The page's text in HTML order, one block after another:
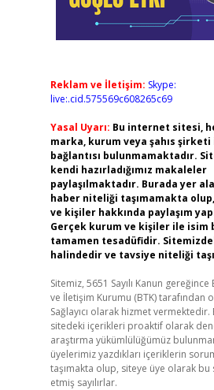
Reklam ve İletişim: Skype:
live:.cid.575569c608265c69
Yasal Uyarı: Bu internet sitesi,
marka, kurum veya şahıs
bağlantısı bulunmamaktadır.
kendi hazırladığımız makaleler
paylaşılmaktadır. Burada yer
haber niteliği taşımamakta
ve kişiler hakkında paylaşım
Gerçek kurum ve kişiler ile isim
tamamen tesadüfidir.
halindedir ve tavsiye niteliği
Sitemiz, 5651 Sayılı Kanun
ve İletişim Kurumu (BTK) tarafından
Sağlayıcı olarak hizmet vermektedir.
sitedeki içerikleri proaktif olarak
araştırma yükümlülüğümüz
üyelerimiz yazdıkları içeriklerin
taşımakta olup, siteye üye olarak
etmiş sayılırlar.